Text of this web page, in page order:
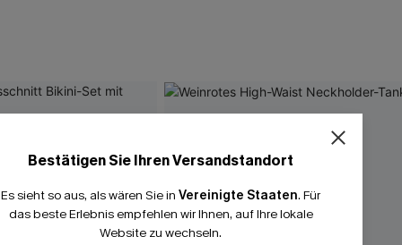
Bestätigen Sie Ihren Versandstandort
Es sieht so aus, als wären Sie in Vereinigte Staaten. Für
das beste Erlebnis empfehlen wir Ihnen, auf Ihre lokale
Website zu wechseln.